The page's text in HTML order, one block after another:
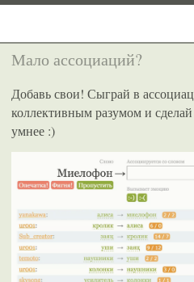
Мало ассоциаций?
Добавь свои! Сыграй в
коллективным разумом и сделай
умнее :)